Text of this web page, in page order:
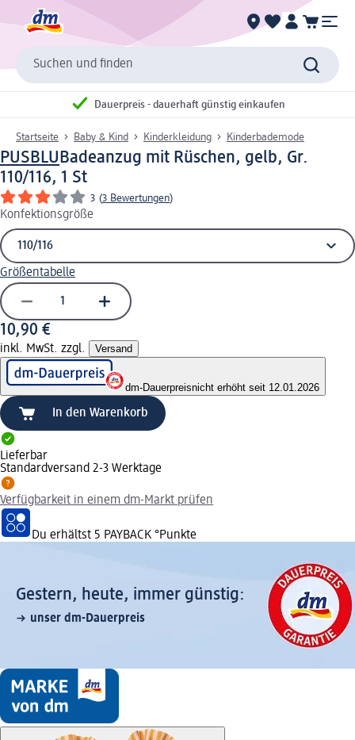
Suchen und finden
Dauerpreis - dauerhaft günstig einkaufen
Startseite Baby & Kind Kinderkleidung Kinderbademode
PUSBLUBadeanzug mit Rüschen, gelb, Gr.
110/116, 1 St
3 (3 Bewertungen)
Konfektionsgröße
Größentabelle
10,90 €
inkl. MwSt. zzgl. Versand
dm-Dauerpreisnicht erhöht seit 12.01.2026
In den Warenkorb
Lieferbar
Standardversand 2-3 Werktage
Verfügbarkeit in einem dm-Markt prüfen
Du erhältst 5 PAYBACK °Punkte
Gestern, heute, immer günstig:
unser dm-Dauerpreis